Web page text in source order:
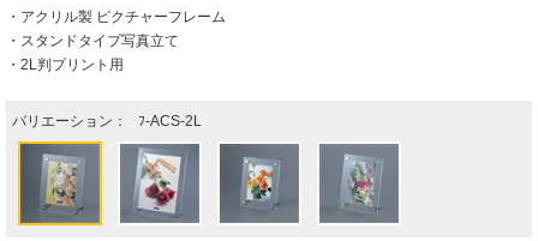
・アクリル製 ピクチャーフレーム
・スタンドタイプ写真立て
・2L判プリント用
バリエーション： ﾌ-ACS-2L